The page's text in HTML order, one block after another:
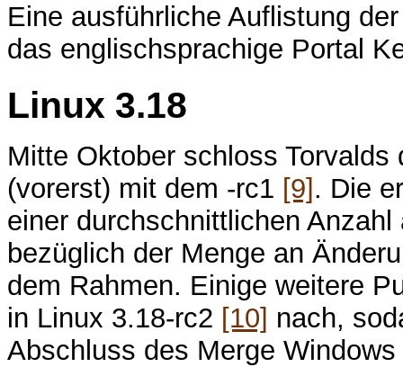
Eine ausführliche Auflistung
das englischsprachige Portal
Linux 3.18
Mitte Oktober schloss
(vorerst) mit dem -rc1 [9] . Die
einer durchschnittlichen
bezüglich der Menge an
dem Rahmen. Einige weitere
in Linux 3.18-rc2 [10] nach,
Abschluss des Merge